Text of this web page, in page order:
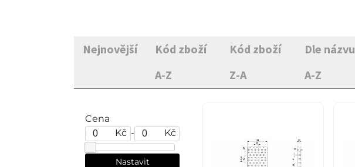
Nejnovější
Kód zboží
A-Z
Kód zboží
Z-A
Dle názvu
A-Z
Cena
Kč - Kč